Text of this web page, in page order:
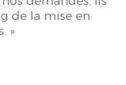
de la mise en
»